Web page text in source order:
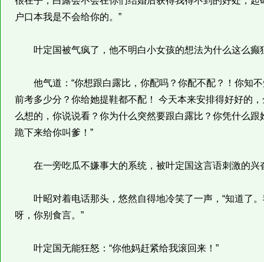
户口本我是不会给你的。”
叶定国被气疯了，他不明白小女孩的想法为什么这么癫
他气道：“你想跟白露比，你配吗？你配不配？！你知不
前考多少分？你给她提鞋都不配！ 今天本来安排得好好的
么想的，你说说看？你为什么突然要跟白露比？你凭什么
跪下来给你叫爹！”
在一旁吃瓜不嫌事大的系统，被叶定国这言语刺激的兴
叶昭对着电话那头，悠然自得地冷笑了一声，“知道了
呀，你别食言。”
叶定国无能狂怒：“你他妈赶紧给我滚回来！”